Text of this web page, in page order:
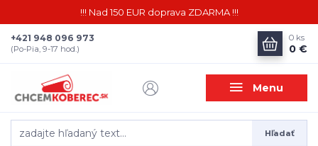
!!! Nad 150 EUR doprava ZDARMA !!!
Menu
Hľadať
+421 948 096 973
(Po-Pia, 9-17 hod.)
0 ks
0 €